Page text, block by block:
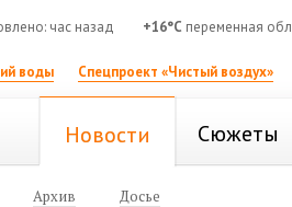
час назад +16°C переменная
воды Спецпроект «Чистый воздух»
Новости Сюжеты
Архив Досье